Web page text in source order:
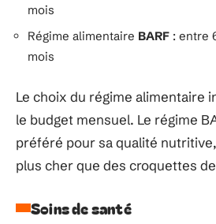
mois
Régime alimentaire BARF : entre
mois
Le choix du régime alimentaire
le budget mensuel. Le régime
préféré pour sa qualité
plus cher que des croquettes
Soins de santé